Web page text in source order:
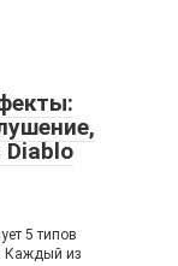
Diablo
5 типов
Каждый из